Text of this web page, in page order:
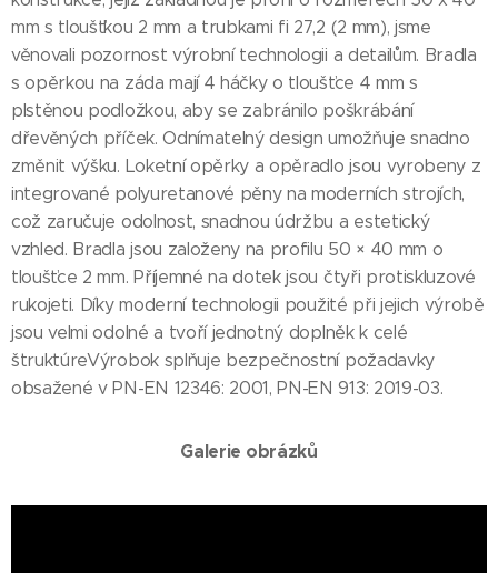
mm s tloušťkou 2 mm a trubkami fi 27,2 (2 mm), jsme
věnovali pozornost výrobní technologii a detailům. Bradla
s opěrkou na záda mají 4 háčky o tloušťce 4 mm s
plstěnou podložkou, aby se zabránilo poškrábání
dřevěných příček. Odnímatelný design umožňuje snadno
změnit výšku. Loketní opěrky a opěradlo jsou vyrobeny z
integrované polyuretanové pěny na moderních strojích,
což zaručuje odolnost, snadnou údržbu a estetický
vzhled. Bradla jsou založeny na profilu 50 × 40 mm o
tloušťce 2 mm. Příjemné na dotek jsou čtyři protiskluzové
rukojeti. Díky moderní technologii použité při jejich výrobě
jsou velmi odolné a tvoří jednotný doplněk k celé
štruktúreVýrobok splňuje bezpečnostní požadavky
obsažené v PN-EN 12346: 2001, PN-EN 913: 2019-03.
Galerie obrázků